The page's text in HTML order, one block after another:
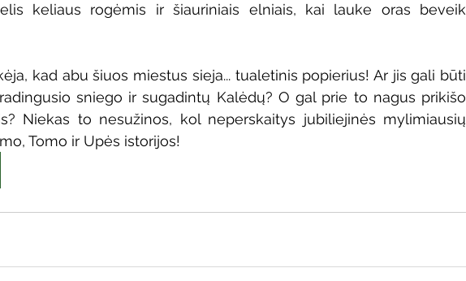
keliaus rogėmis ir šiauriniais elniais, kai lauke oras beveik
kad abu šiuos miestus sieja... tualetinis popierius! Ar jis gali būti
sniego ir sugadintų Kalėdų? O gal prie to nagus prikišo
Niekas to nesužinos, kol neperskaitys jubiliejinės mylimiausių
Tomo ir Upės istorijos!